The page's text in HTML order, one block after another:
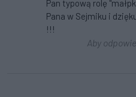
Pan typową rolę
Pana w Sejmiku i
!!!
Aby